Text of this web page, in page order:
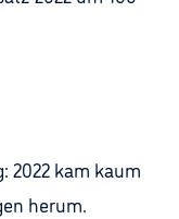
2022 kam kaum
herum.